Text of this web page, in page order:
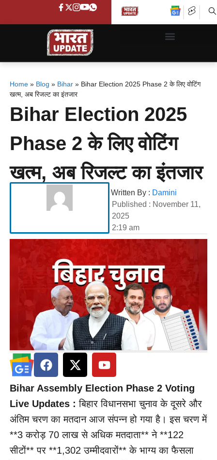
Home » Blog » Bihar » Bihar Election 2025 Phase 2 के लिए वोटिंग
खत्म, अब रिजल्ट का इंतजार
Bihar Election 2025
Phase 2 के लिए वोटिंग
खत्म, अब रिजल्ट का इंतजार
Written By : Damini
Published : November 11,
2025
2:19 am
Bihar Assembly Election Phase 2 Voting
Live Updates : बिहार विधानसभा चुनाव के दूसरे और
अंतिम चरण का मतदान आज संपन्न हो गया है। इस चरण में
**3 करोड़ 70 लाख से अधिक मतदाता** ने **122
सीटों** पर **1,302 उम्मीदवारों** के भाग्य का फैसला